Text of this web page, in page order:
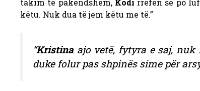
takim të pakëndshëm, Kodi rrëfen se po
këtu. Nuk dua të jem këtu me të.”
“Kristinaajo vetë, fytyra e saj, nuk
duke folur pas shpinës sime për